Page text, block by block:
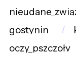
gostynin
oczy_pszczoły